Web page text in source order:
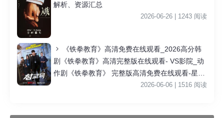
解析、资源汇总
2026-06-26 | 1243 阅读
《铁拳教育》高清免费在线观看_2026高分韩
剧《铁拳教育》高清完整版在线观看- VS影院_动
作剧《铁拳教育》 完整版高清免费在线观看-星空
影院李星民主演《铁拳教育》无广告_VS影视
2026-06-06 | 1516 阅读